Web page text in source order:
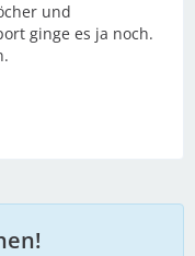
und
ginge es ja noch.